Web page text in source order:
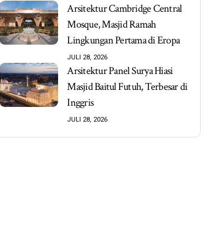
Arsitektur Cambridge Central
Mosque, Masjid Ramah
Lingkungan Pertama di Eropa
JULI 28, 2026
Arsitektur Panel Surya Hiasi
Masjid Baitul Futuh, Terbesar di
Inggris
JULI 28, 2026